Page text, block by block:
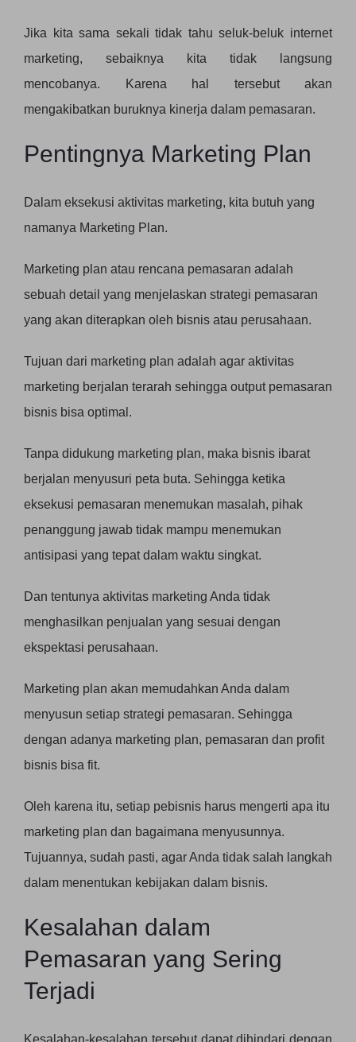
Jika kita sama sekali tidak tahu seluk-beluk internet
marketing, sebaiknya kita tidak langsung
mencobanya. Karena hal tersebut akan
mengakibatkan buruknya kinerja dalam pemasaran.
Pentingnya Marketing Plan
Dalam eksekusi aktivitas marketing, kita butuh yang
namanya Marketing Plan.
Marketing plan atau rencana pemasaran adalah
sebuah detail yang menjelaskan strategi pemasaran
yang akan diterapkan oleh bisnis atau perusahaan.
Tujuan dari marketing plan adalah agar aktivitas
marketing berjalan terarah sehingga output pemasaran
bisnis bisa optimal.
Tanpa didukung marketing plan, maka bisnis ibarat
berjalan menyusuri peta buta. Sehingga ketika
eksekusi pemasaran menemukan masalah, pihak
penanggung jawab tidak mampu menemukan
antisipasi yang tepat dalam waktu singkat.
Dan tentunya aktivitas marketing Anda tidak
menghasilkan penjualan yang sesuai dengan
ekspektasi perusahaan.
Marketing plan akan memudahkan Anda dalam
menyusun setiap strategi pemasaran. Sehingga
dengan adanya marketing plan, pemasaran dan profit
bisnis bisa fit.
Oleh karena itu, setiap pebisnis harus mengerti apa itu
marketing plan dan bagaimana menyusunnya.
Tujuannya, sudah pasti, agar Anda tidak salah langkah
dalam menentukan kebijakan dalam bisnis.
Kesalahan dalam
Pemasaran yang Sering
Terjadi